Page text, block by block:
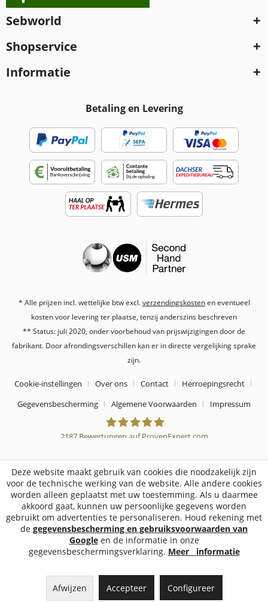
Sebworld
Shopservice
Informatie
Betaling en Levering
* Alle prijzen incl. wettelijke btw excl.verzendingskostenen eventueel
kosten voor levering ter plaatse, tenzij anderszins beschreven
** Status: juli 2020, onder voorbehoud van prijswijzigingen door de
fabrikant. Door afrondingsverschillen kan er in directe vergelijking sprake
zijn.
Cookie-instellingen Over ons Contact
Herroepingsrecht
Gegevensbescherming
Algemene Voorwaarden Impressum
Sebworld
2187Bewertungen auf ProvenExpert.com
Deze website maakt gebruik van cookies die noodzakelijk zijn
voor de technische werking van de website. Alle andere cookies
worden alleen geplaatst met uw toestemming. Als u daarmee
akkoord gaat, kunnen uw persoonlijke gegevens worden
gebruikt om advertenties te personaliseren. Houd rekening met
de gegevensbescherming en gebruiksvoorwaarden van
Googleen de informatie in onze
gegevensbeschermingsverklaring. Meer informatie
Afwijzen Accepteer Configureer